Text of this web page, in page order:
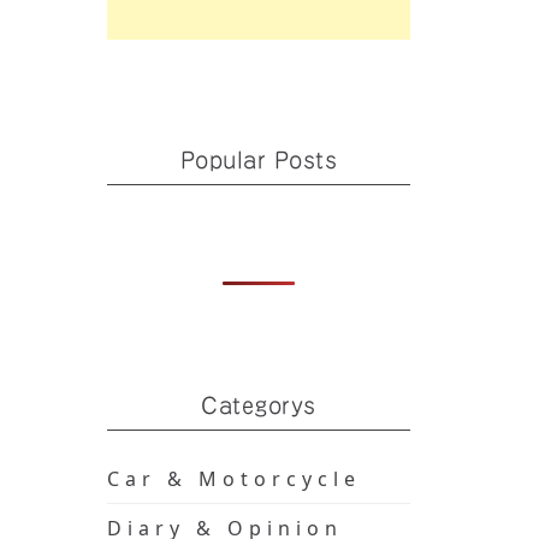
Popular Posts
Categorys
Car & Motorcycle
Diary & Opinion